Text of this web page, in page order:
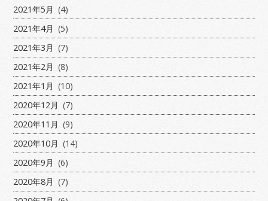
2021年5月 (4)
2021年4月 (5)
2021年3月 (7)
2021年2月 (8)
2021年1月 (10)
2020年12月 (7)
2020年11月 (9)
2020年10月 (14)
2020年9月 (6)
2020年8月 (7)